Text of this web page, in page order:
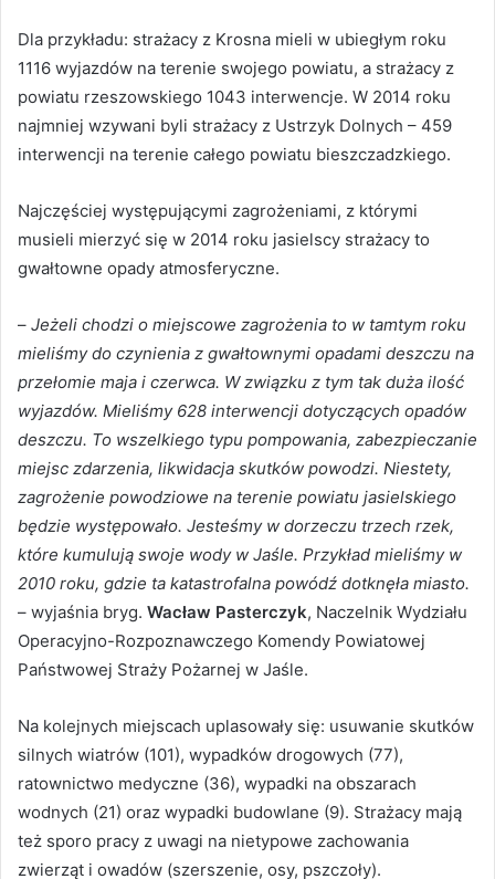
Dla przykładu: strażacy z Krosna mieli w ubiegłym roku
1116 wyjazdów na terenie swojego powiatu, a strażacy z
powiatu rzeszowskiego 1043 interwencje. W 2014 roku
najmniej wzywani byli strażacy z Ustrzyk Dolnych – 459
interwencji na terenie całego powiatu bieszczadzkiego.
Najczęściej występującymi zagrożeniami, z którymi
musieli mierzyć się w 2014 roku jasielscy strażacy to
gwałtowne opady atmosferyczne.
– Jeżeli chodzi o miejscowe zagrożenia to w tamtym roku
mieliśmy do czynienia z gwałtownymi opadami deszczu na
przełomie maja i czerwca. W związku z tym tak duża ilość
wyjazdów. Mieliśmy 628 interwencji dotyczących opadów
deszczu. To wszelkiego typu pompowania, zabezpieczanie
miejsc zdarzenia, likwidacja skutków powodzi. Niestety,
zagrożenie powodziowe na terenie powiatu jasielskiego
będzie występowało. Jesteśmy w dorzeczu trzech rzek,
które kumulują swoje wody w Jaśle. Przykład mieliśmy w
2010 roku, gdzie ta katastrofalna powódź dotknęła miasto.
– wyjaśnia bryg. Wacław Pasterczyk, Naczelnik Wydziału
Operacyjno-Rozpoznawczego Komendy Powiatowej
Państwowej Straży Pożarnej w Jaśle.
Na kolejnych miejscach uplasowały się: usuwanie skutków
silnych wiatrów (101), wypadków drogowych (77),
ratownictwo medyczne (36), wypadki na obszarach
wodnych (21) oraz wypadki budowlane (9). Strażacy mają
też sporo pracy z uwagi na nietypowe zachowania
zwierząt i owadów (szerszenie, osy, pszczoły).